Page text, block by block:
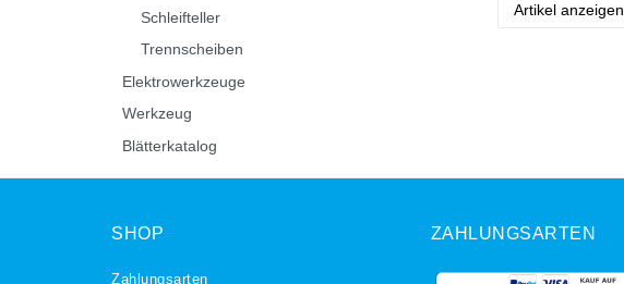
Schleifteller
Trennscheiben
Elektrowerkzeuge
Werkzeug
Blätterkatalog
Artikel anzeigen
SHOP
Zahlungsarten
ZAHLUNGSARTEN